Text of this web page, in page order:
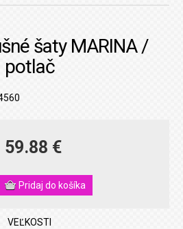
šaty MARINA /
potlač
59.88 €
VEĽKOSTI